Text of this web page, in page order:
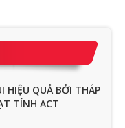
HIỆU QUẢ BỞI THÁP
TÍNH ACT